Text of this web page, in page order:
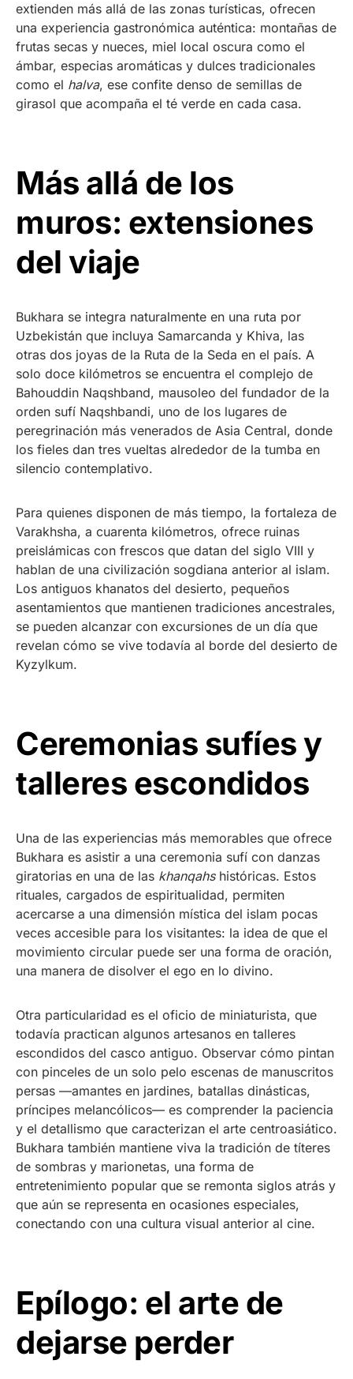
extienden más allá de las zonas turísticas, ofrecen
una experiencia gastronómica auténtica: montañas de
frutas secas y nueces, miel local oscura como el
ámbar, especias aromáticas y dulces tradicionales
como el halva, ese confite denso de semillas de
girasol que acompaña el té verde en cada casa.
Más allá de los
muros: extensiones
del viaje
Bukhara se integra naturalmente en una ruta por
Uzbekistán que incluya Samarcanda y Khiva, las
otras dos joyas de la Ruta de la Seda en el país. A
solo doce kilómetros se encuentra el complejo de
Bahouddin Naqshband, mausoleo del fundador de la
orden sufí Naqshbandi, uno de los lugares de
peregrinación más venerados de Asia Central, donde
los fieles dan tres vueltas alrededor de la tumba en
silencio contemplativo.
Para quienes disponen de más tiempo, la fortaleza de
Varakhsha, a cuarenta kilómetros, ofrece ruinas
preislámicas con frescos que datan del siglo VIII y
hablan de una civilización sogdiana anterior al islam.
Los antiguos khanatos del desierto, pequeños
asentamientos que mantienen tradiciones ancestrales,
se pueden alcanzar con excursiones de un día que
revelan cómo se vive todavía al borde del desierto de
Kyzylkum.
Ceremonias sufíes y
talleres escondidos
Una de las experiencias más memorables que ofrece
Bukhara es asistir a una ceremonia sufí con danzas
giratorias en una de las khanqahshistóricas. Estos
rituales, cargados de espiritualidad, permiten
acercarse a una dimensión mística del islam pocas
veces accesible para los visitantes: la idea de que el
movimiento circular puede ser una forma de oración,
una manera de disolver el ego en lo divino.
Otra particularidad es el oficio de miniaturista, que
todavía practican algunos artesanos en talleres
escondidos del casco antiguo. Observar cómo pintan
con pinceles de un solo pelo escenas de manuscritos
persas —amantes en jardines, batallas dinásticas,
príncipes melancólicos— es comprender la paciencia
y el detallismo que caracterizan el arte centroasiático.
Bukhara también mantiene viva la tradición de títeres
de sombras y marionetas, una forma de
entretenimiento popular que se remonta siglos atrás y
que aún se representa en ocasiones especiales,
conectando con una cultura visual anterior al cine.
Epílogo: el arte de
dejarse perder